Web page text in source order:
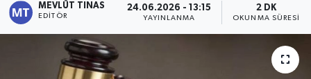
MEVLÜT TINAS
EDITÖR
24.06.2026 - 13:15
YAYINLANMA
2 DK
OKUNMA SÜRESI
Teknoloji
Kültür - Sanat
Haber Arşivi